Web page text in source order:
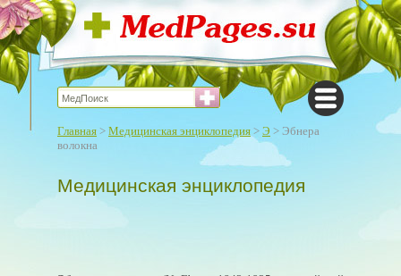
Главная > Медицинская энциклопедия > Э > Эбнера
волокна
Медицинская энциклопедия